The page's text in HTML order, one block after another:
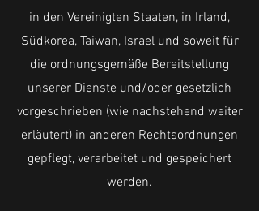
in den Vereinigten Staaten, in Irland,
Südkorea, Taiwan, Israel und soweit für
die ordnungsgemäße Bereitstellung
unserer Dienste und/oder gesetzlich
vorgeschrieben (wie nachstehend weiter
erläutert) in anderen Rechtsordnungen
gepflegt, verarbeitet und gespeichert
werden.